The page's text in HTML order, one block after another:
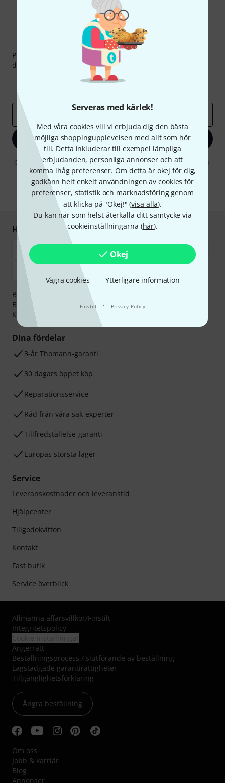
Serveras med kärlek!
Med våra cookies vill vi erbjuda dig den bästa
möjliga shoppingupplevelsen med allt som hör
till. Detta inkluderar till exempel lämpliga
erbjudanden, personliga annonser och att
komma ihåg preferenser. Om detta är okej för dig,
godkänn helt enkelt användningen av cookies för
preferenser, statistik och marknadsföring genom
att klicka på "Okej!" (visa alla).
Du kan när som helst återkalla ditt samtycke via
cookieinställningarna (här).
Okej
Vägra cookies Ytterligare information
Finstilt · Privacy Policy
Thomann nyhetsbrev
Prenumererar på Thomanns Nyhetsbrev på engelska och
du kan med lite tur vinna en50 kupong
Inspirerande inlägg
E-postadress
Registrera dig nu
Genom att klicka på "Registrera dig nu" samtycker jag till att ta emot e-
postreklam. Avregistrering är möjlig när som helst. Du finner mer
information om nyhetsbrevet i vårsekretesspolicy.
* Nödvändig
Handla och betala säkert
Betalningen kan göras tryggt och säkert med
Banköverföring, PayPal,Klarna Direktbetalning
Kreditkort.
Dina fördelar
3-år Thomann-garanti
30 dagars öppet köp
Reparationsservice
Råd från våra sak-experter
Tillfredställelse-garanti
Europas största lager
Service
Leveranskostnader och leveranstid
Hjälpcenter
Tillgodokvitton
Kontakt
Fast butik
Service överblick
Allmänna affärsvillkor/Finstilt
Integritetspolicy
Ångerrätt
Beställningsprocess / slutförande av beställning
Lagstadgade garantirättigheter
Tillgänglighetsförklaring
Ångra beställning
Om oss
Jobb & karriär
Blog
Annonser